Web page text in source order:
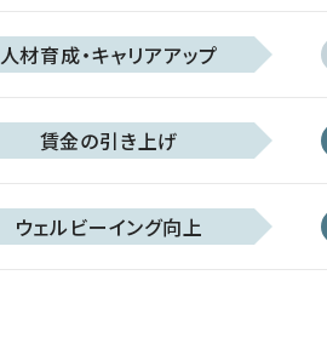
人材育成・キャリアアップ
賃金の引き上げ
ウェルビーイング向上